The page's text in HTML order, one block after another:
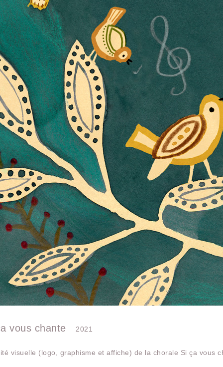
vous chante 2021
visuelle (logo, graphisme et affiche) de la chorale Si ça vous